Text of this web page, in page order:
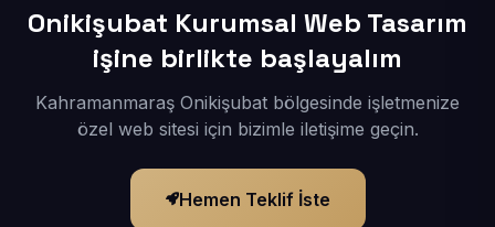
Onikişubat Kurumsal Web Tasarım
işine birlikte başlayalım
Kahramanmaraş Onikişubat bölgesinde işletmenize
özel web sitesi için bizimle iletişime geçin.
Hemen Teklif İste